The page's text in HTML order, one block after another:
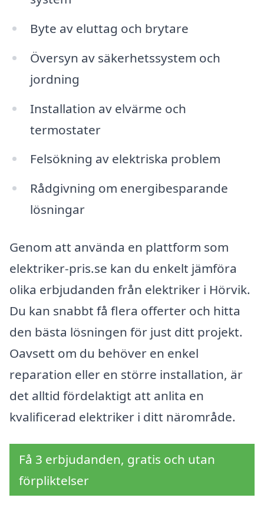
Byte av eluttag och brytare
Översyn av säkerhetssystem och
jordning
Installation av elvärme och
termostater
Felsökning av elektriska problem
Rådgivning om energibesparande
lösningar
Genom att använda en plattform som
elektriker-pris.se kan du enkelt jämföra
olika erbjudanden från elektriker i Hörvik.
Du kan snabbt få flera offerter och hitta
den bästa lösningen för just ditt projekt.
Oavsett om du behöver en enkel
reparation eller en större installation, är
det alltid fördelaktigt att anlita en
kvalificerad elektriker i ditt närområde.
Få 3 erbjudanden, gratis och utan
förpliktelser